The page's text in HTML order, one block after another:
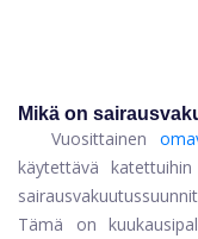
Mikä on
Vuosittainen
käytettävä
Tämä on